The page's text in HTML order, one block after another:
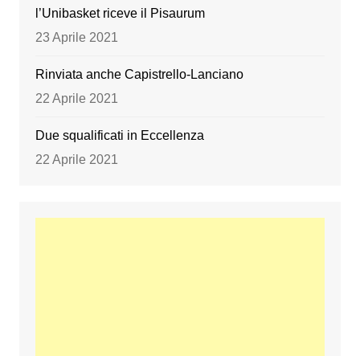
l’Unibasket riceve il Pisaurum
23 Aprile 2021
Rinviata anche Capistrello-Lanciano
22 Aprile 2021
Due squalificati in Eccellenza
22 Aprile 2021